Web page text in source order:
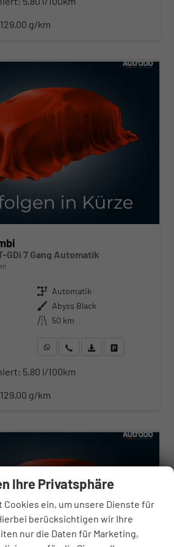
129,00 g/km
GDi 7 Gang Automatik
Getriebe Automatik
Außenfarbe Abyss Black
Kilometerstand 50 km
WhatsApp anfragen
Wir rufen Sie anFahrzeugexposé (PDF)
5,80 l/100km
129,00 g/km
Ihre Privatsphäre
Cookies ein, um unsere Dienste für
berücksichtigen wir Ihre
nur die Daten für Marketing,